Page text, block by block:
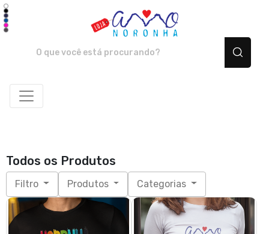
Todos os Produtos
Filtro Produtos Categorias